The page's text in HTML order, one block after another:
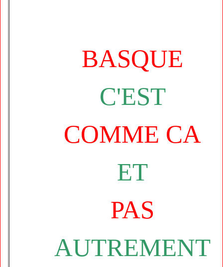
BASQUE
C'EST
COMME CA
ET
PAS
AUTREMENT